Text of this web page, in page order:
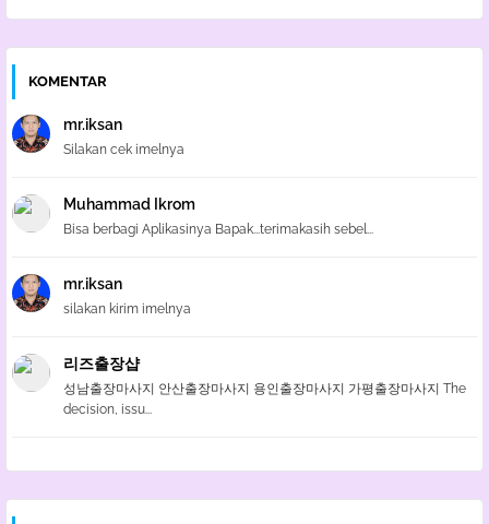
KOMENTAR
mr.iksan
Silakan cek imelnya
Muhammad Ikrom
Bisa berbagi Aplikasinya Bapak...terimakasih sebel...
mr.iksan
silakan kirim imelnya
리즈출장샵
성남출장마사지 안산출장마사지 용인출장마사지 가평출장마사지 The
decision, issu...